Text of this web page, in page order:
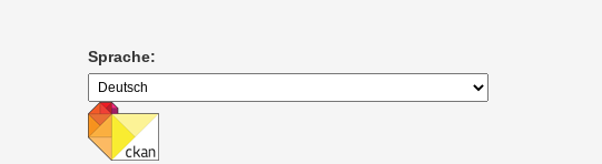
Sprache